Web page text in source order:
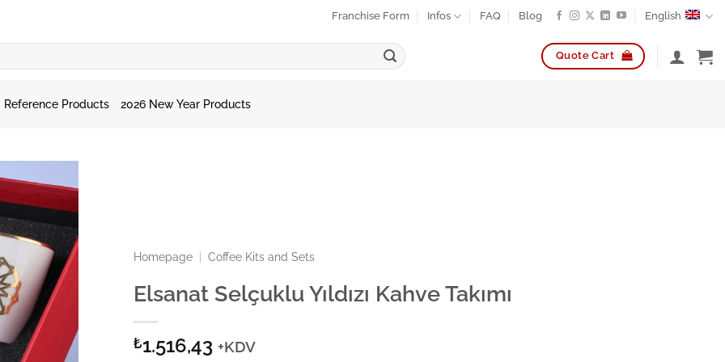
Franchise Form Infos FAQ Blog English
Quote Cart
Reference Products 2026 New Year Products
Homepage | Coffee Kits and Sets
Elsanat Selçuklu Yıldızı Kahve Takımı
₺1.516,43 +KDV